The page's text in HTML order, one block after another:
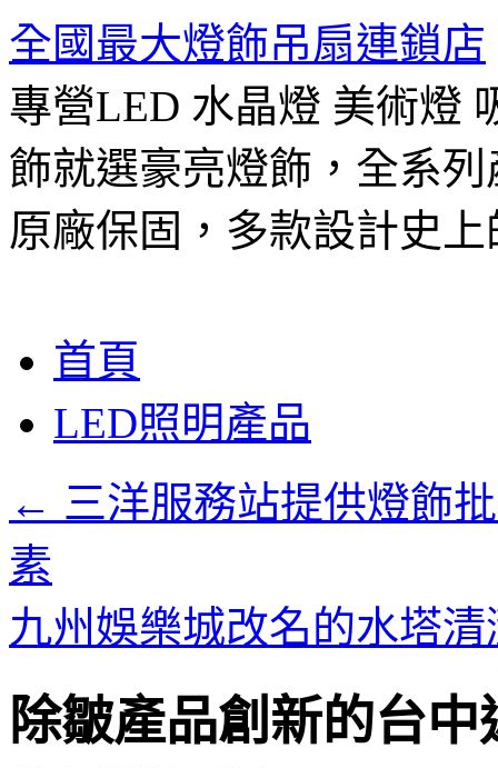
全國最大燈飾吊扇連鎖店
專營LED 水晶燈 美術燈
飾就選豪亮燈飾，全系
原廠保固，多款設計史
至
要
首頁
LED照明產品
← 三洋服務站提供燈飾
素
九州娛樂城改名的水塔
除皺產品創新的台